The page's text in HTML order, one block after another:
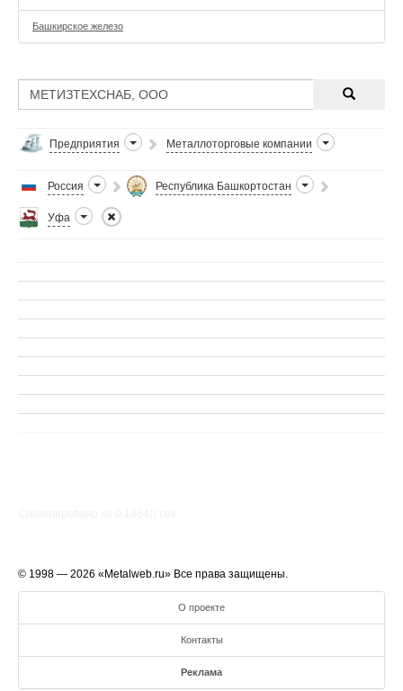
Башкирское железо
Предприятия Металлоторговые компании
Россия Республика Башкортостан
Уфа
© 1998 — 2026 «Metalweb.ru» Все права защищены.
О проекте
Контакты
Реклама